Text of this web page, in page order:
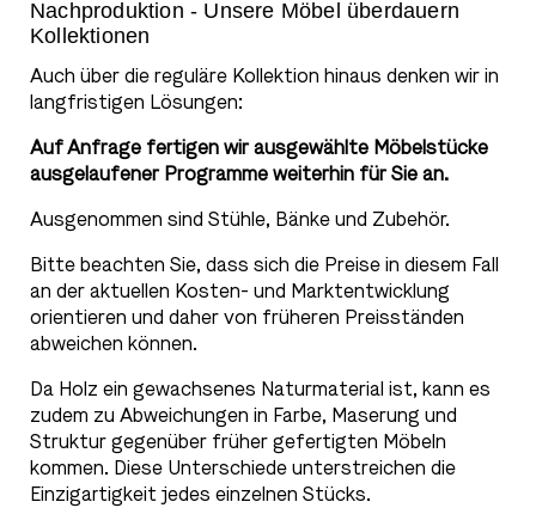
Nachproduktion - Unsere Möbel überdauern
Kollektionen
Auch über die reguläre Kollektion hinaus denken wir in
langfristigen Lösungen:
Auf Anfrage fertigen wir ausgewählte Möbelstücke
ausgelaufener Programme weiterhin für Sie an.
Ausgenommen sind Stühle, Bänke und Zubehör.
Bitte beachten Sie, dass sich die Preise in diesem Fall
an der aktuellen Kosten- und Marktentwicklung
orientieren und daher von früheren Preisständen
abweichen können.
Da Holz ein gewachsenes Naturmaterial ist, kann es
zudem zu Abweichungen in Farbe, Maserung und
Struktur gegenüber früher gefertigten Möbeln
kommen. Diese Unterschiede unterstreichen die
Einzigartigkeit jedes einzelnen Stücks.